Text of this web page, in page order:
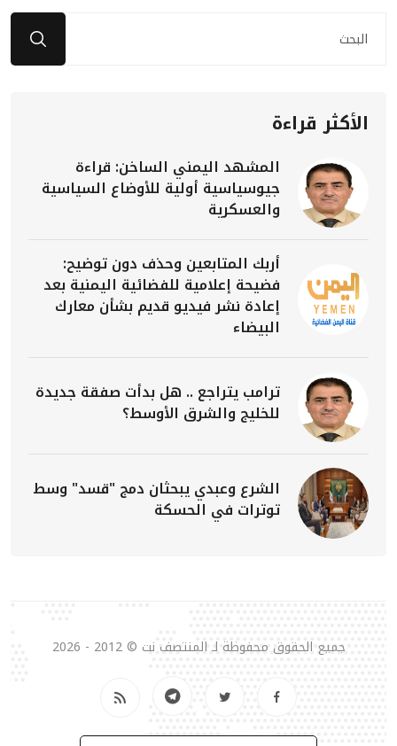
الأكثر قراءة
المشهد اليمني الساخن: قراءة
جيوسياسية أولية للأوضاع السياسية
والعسكرية
أربك المتابعين وحذف دون توضيح:
فضيحة إعلامية للفضائية اليمنية بعد
إعادة نشر فيديو قديم بشأن معارك
البيضاء
ترامب يتراجع .. هل بدأت صفقة جديدة
للخليج والشرق الأوسط؟
الشرع وعبدي يبحثان دمج "قسد" وسط
توترات في الحسكة
جميع الحقوق محفوظة لـ المنتصف نت © 2012 - 2026